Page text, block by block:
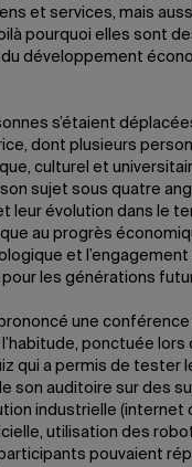
et services, mais
pourquoi elles sont
développement
s’étaient
dont plusieurs
culturel et
sujet sous quatre
leur évolution dans le
au progrès
et l’engagement
les générations
une conférence
ponctuée lors
qui a permis de tester
son auditoire sur des
industrielle (internet
utilisation des
pouvaient